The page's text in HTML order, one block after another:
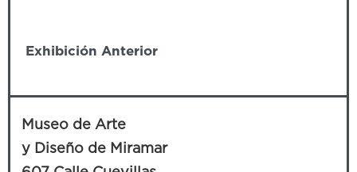
Exhibición Anterior
Museo de Arte
y Diseño de Miramar